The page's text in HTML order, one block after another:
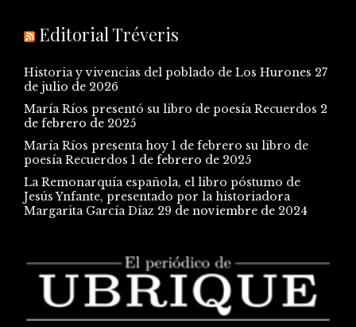
Editorial Tréveris
Historia y vivencias del poblado de Los Hurones 27
de julio de 2026
María Ríos presentó su libro de poesía Recuerdos 2
de febrero de 2025
María Ríos presenta hoy 1 de febrero su libro de
poesía Recuerdos 1 de febrero de 2025
La Remonarquía española, el libro póstumo de
Jesús Ynfante, presentado por la historiadora
Margarita García Díaz 29 de noviembre de 2024